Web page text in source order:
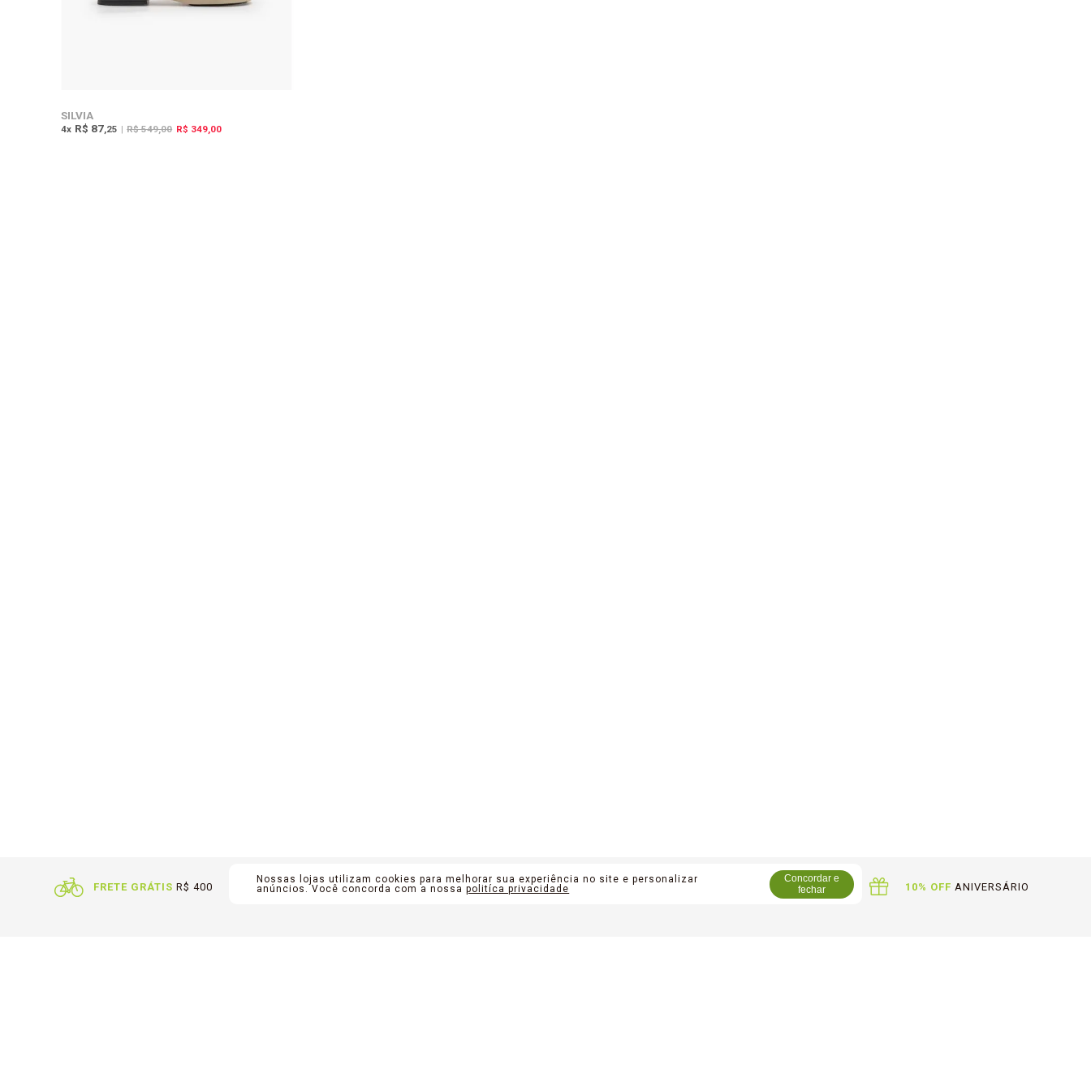
SILVIA
4x R$ 87,25 | R$ 549,00 R$ 349,00
FRETE GRÁTIS R$ 400 PARCELEATÉ 5X 1ª TROCAGRÁTIS EM LOJA 10% OFF ANIVERSÁRIO
Nossas lojas utilizam cookies para melhorar sua experiência no site e personalizar
anúncios. Você concorda com a nossapolitíca privacidade
Concordar e
fechar